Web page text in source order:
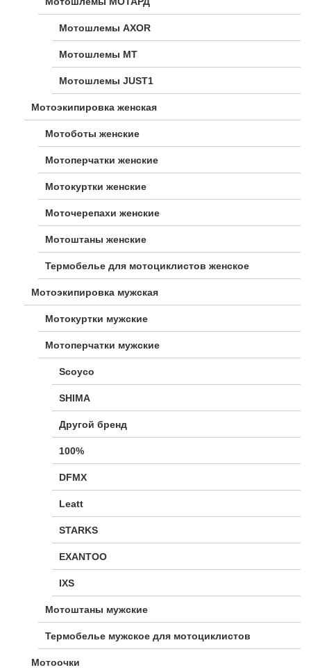
Мотошлемы AXOR
Мотошлемы MT
Мотошлемы JUST1
Мотоэкипировка женская
Мотоботы женские
Мотоперчатки женские
Мотокуртки женские
Моточерепахи женские
Мотоштаны женские
Термобелье для мотоциклистов женское
Мотоэкипировка мужская
Мотокуртки мужские
Мотоперчатки мужские
Scoyco
SHIMA
Другой бренд
100%
DFMX
Leatt
STARKS
EXANTOO
IXS
Мотоштаны мужские
Термобелье мужское для мотоциклистов
Мотоочки